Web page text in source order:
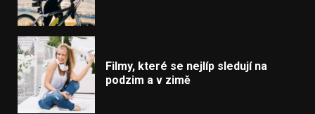
Filmy, které se nejlíp sledují na
podzim a v zimě